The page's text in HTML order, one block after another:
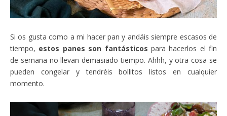
Si os gusta como a mi hacer pan y andáis siempre escasos de
tiempo, estos panes son fantásticos para hacerlos el fin
de semana no llevan demasiado tiempo. Ahhh, y otra cosa se
pueden congelar y tendréis bollitos listos en cualquier
momento.